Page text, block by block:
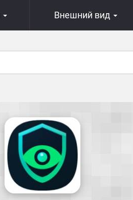
Внешний вид